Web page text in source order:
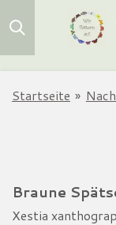
Zum
Hauptinhalt
Startseite »
Braune
Xestia